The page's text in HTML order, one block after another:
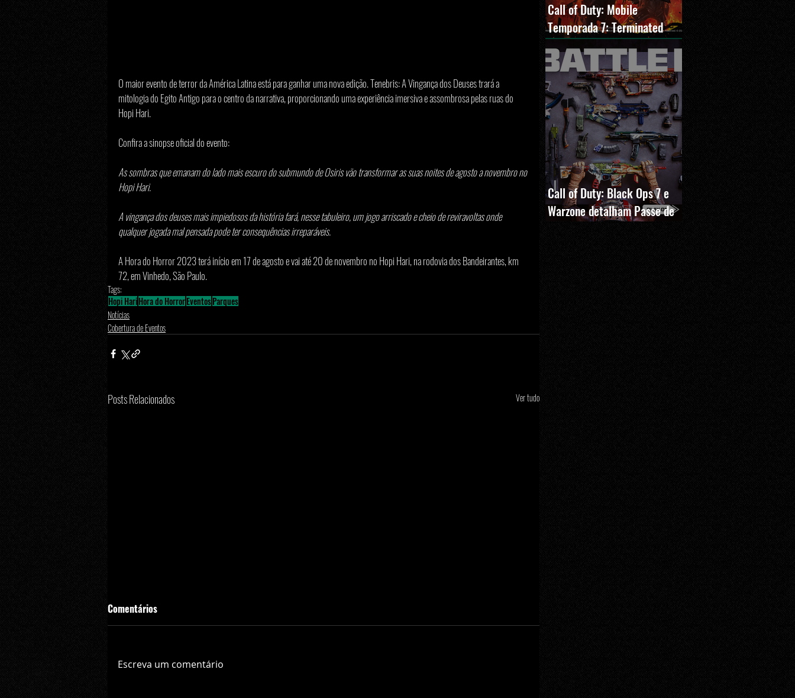
O maior evento de terror da América Latina está para ganhar uma nova edição. Tenebris: A Vingança dos Deuses trará a
mitologia do Egito Antigo para o centro da narrativa, proporcionando uma experiência imersiva e assombrosa pelas ruas do
Hopi Hari.
Confira a sinopse oficial do evento:
As sombras que emanam do lado mais escuro do submundo de Osiris vão transformar as suas noites de agosto a novembro no
Hopi Hari.
A vingança dos deuses mais impiedosos da história fará, nesse tabuleiro, um jogo arriscado e cheio de reviravoltas onde
qualquer jogada mal pensada pode ter consequências irreparáveis.
A Hora do Horror 2023 terá início em 17 de agosto e vai até 20 de novembro no Hopi Hari, na rodovia dos Bandeirantes, km
72, em Vinhedo, São Paulo.
Tags:
Hopi HariHora do HorrorEventosParques
Notícias
Cobertura de Eventos
Posts Relacionados Ver tudo
Comentários
Escreva um comentário
Call of Duty: Mobile
Temporada 7: Terminated
estreia com O Exterminador
do Futuro 2, novos modos e
Cronen Squall
Call of Duty: Black Ops 7 e
Warzone detalham Passe de
Batalha, BlackCell e novas